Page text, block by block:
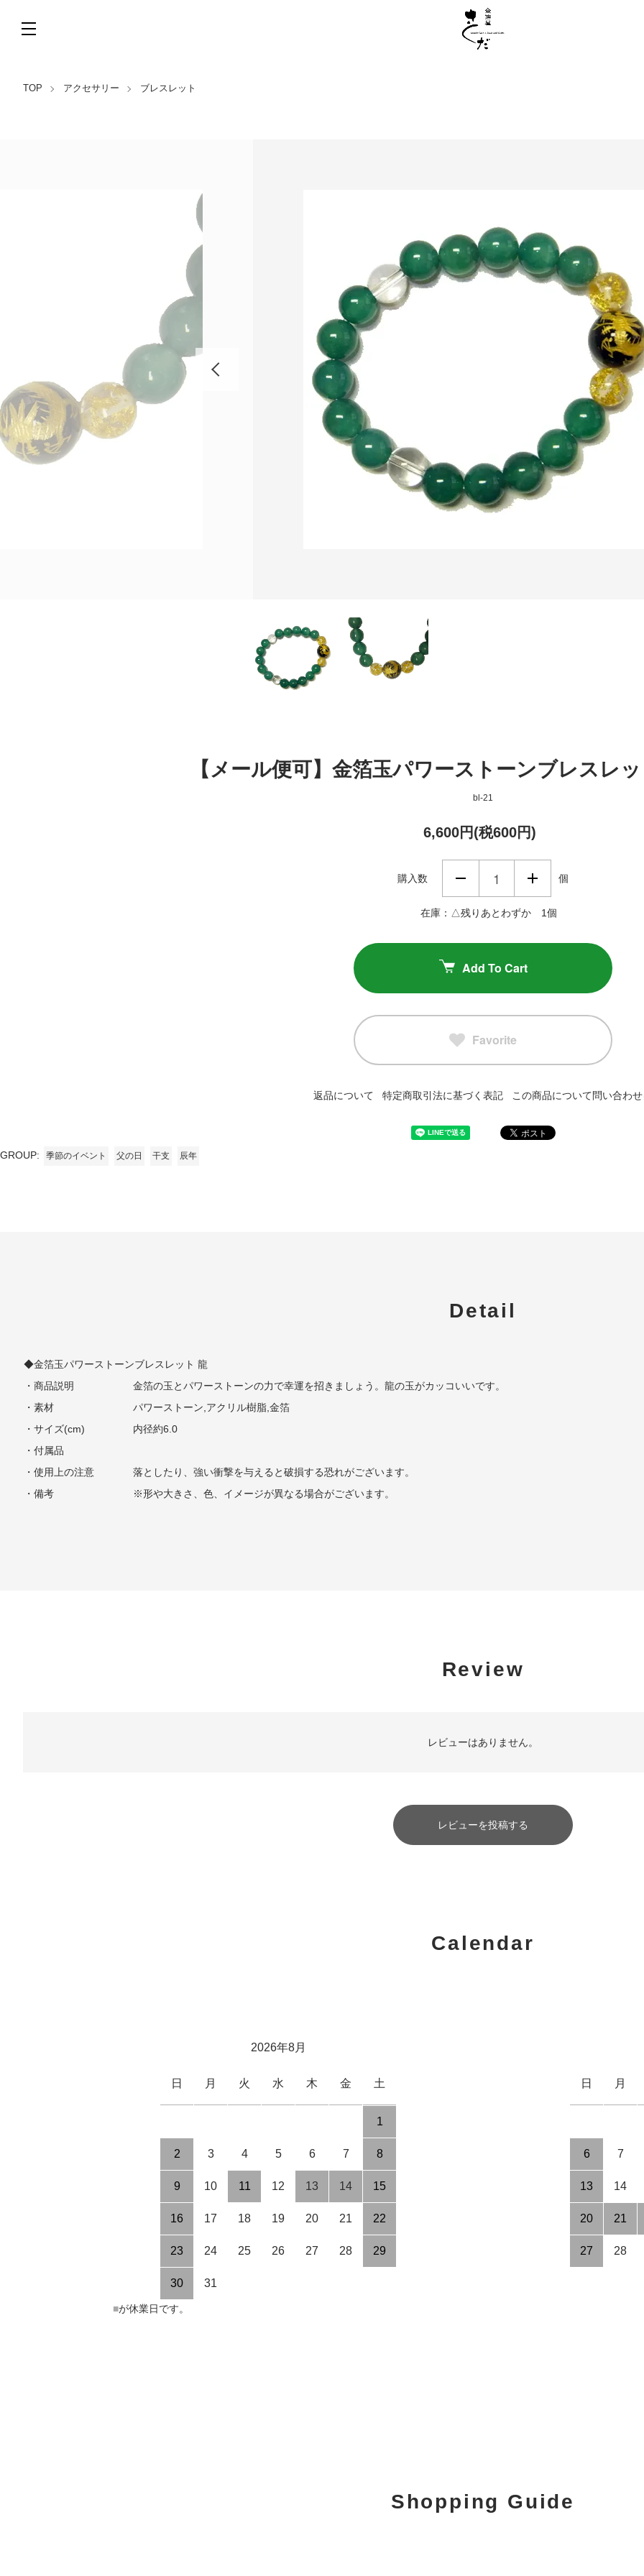
TOP アクセサリー ブレスレット
【メール便可】金箔玉パワーストーンブレスレ
bl-21
6,600円(税600円)
購入数 個
在庫：△残りあとわずか 1個
Add To Cart
Favorite
返品について 特定商取引法に基づく表記 この商品について問い合わ
GROUP: 季節のイベント 父の日 干支 辰年
Detail
◆金箔玉パワーストーンブレスレット 龍
・商品説明
金箔の玉とパワーストーンの力で幸運を招きましょう。龍の玉がカッコいいです。
・素材
パワーストーン,アクリル樹脂,金箔
・サイズ(cm)
内径約6.0
・付属品
・使用上の注意
落としたり、強い衝撃を与えると破損する恐れがございます。
・備考
※形や大きさ、色、イメージが異なる場合がございます。
Review
レビューはありません。
レビューを投稿する
Calendar
2026年8月
日 月 火 水 木 金 土
1
2 3 4 5 6 7 8
9 10 11 12 13 14 15
16 17 18 19 20 21 22
23 24 25 26 27 28 29
30 31
日 月
6 7
13 14
20 21
27 28
■が休業日です。
Shopping Guide